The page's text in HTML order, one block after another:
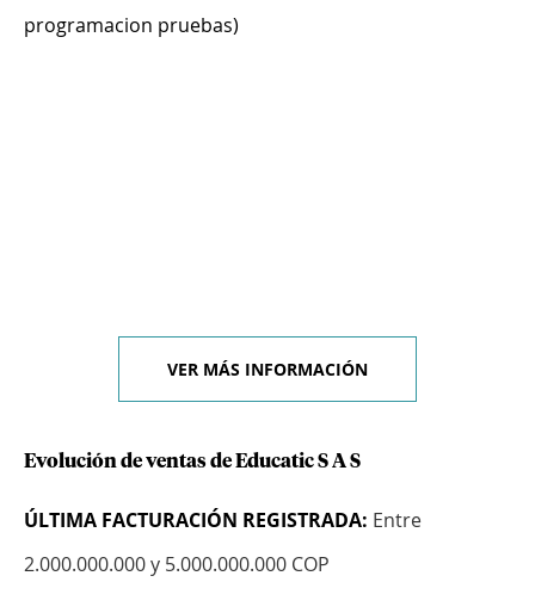
programacion pruebas)
VER MÁS INFORMACIÓN
Evolución de ventas de Educatic S A S
ÚLTIMA FACTURACIÓN REGISTRADA: Entre
2.000.000.000 y 5.000.000.000 COP